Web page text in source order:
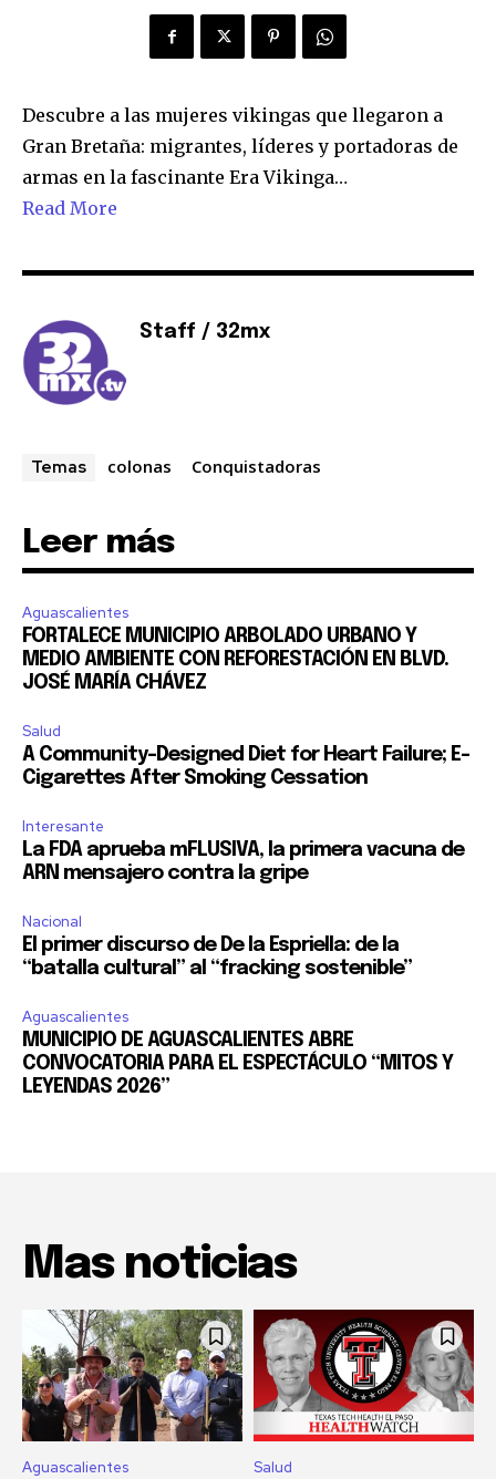
Únete a nuestra comunidad de
Para suscribirte, solo escribe tu dirección de correo eletrónico
respetamos tu privacidad y no enviaremos correo basura a tu
INBOX. Tu información está segura con nosotros.
SUSCRIBIR
Acepto la Política de Privacidad.
32,111
Seguidores
32,214
Seguidores
11,243
Seguidores
Descubre a las mujeres vikingas que llegaron a
Gran Bretaña: migrantes, líderes y portadoras de
armas en la fascinante Era Vikinga…
Read More
Staff / 32mx
Temas colonas Conquistadoras
Leer más
Aguascalientes
FORTALECE MUNICIPIO ARBOLADO URBANO Y
MEDIO AMBIENTE CON REFORESTACIÓN EN BLVD.
JOSÉ MARÍA CHÁVEZ
Salud
A Community-Designed Diet for Heart Failure; E-
Cigarettes After Smoking Cessation
Interesante
La FDA aprueba mFLUSIVA, la primera vacuna de
ARN mensajero contra la gripe
Nacional
El primer discurso de De la Espriella: de la
“batalla cultural” al “fracking sostenible”
Aguascalientes
MUNICIPIO DE AGUASCALIENTES ABRE
CONVOCATORIA PARA EL ESPECTÁCULO “MITOS Y
LEYENDAS 2026”
Mas noticias
Aguascalientes Salud